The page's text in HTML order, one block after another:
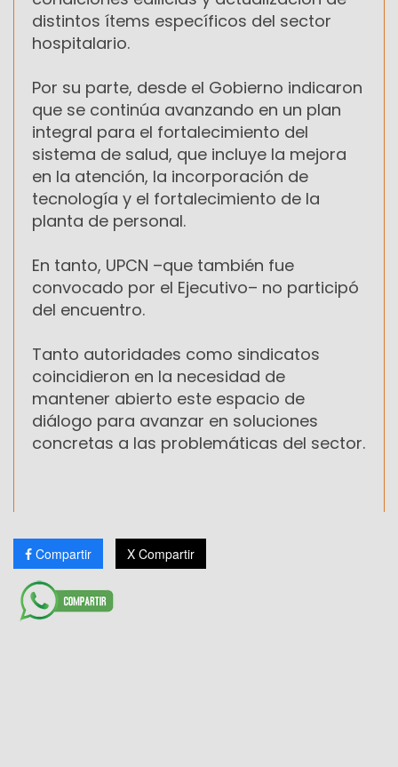
distintos ítems específicos del sector
hospitalario.
Por su parte, desde el Gobierno indicaron
que se continúa avanzando en un plan
integral para el fortalecimiento del
sistema de salud, que incluye la mejora
en la atención, la incorporación de
tecnología y el fortalecimiento de la
planta de personal.
En tanto, UPCN –que también fue
convocado por el Ejecutivo– no participó
del encuentro.
Tanto autoridades como sindicatos
coincidieron en la necesidad de
mantener abierto este espacio de
diálogo para avanzar en soluciones
concretas a las problemáticas del sector.
Compartir X Compartir